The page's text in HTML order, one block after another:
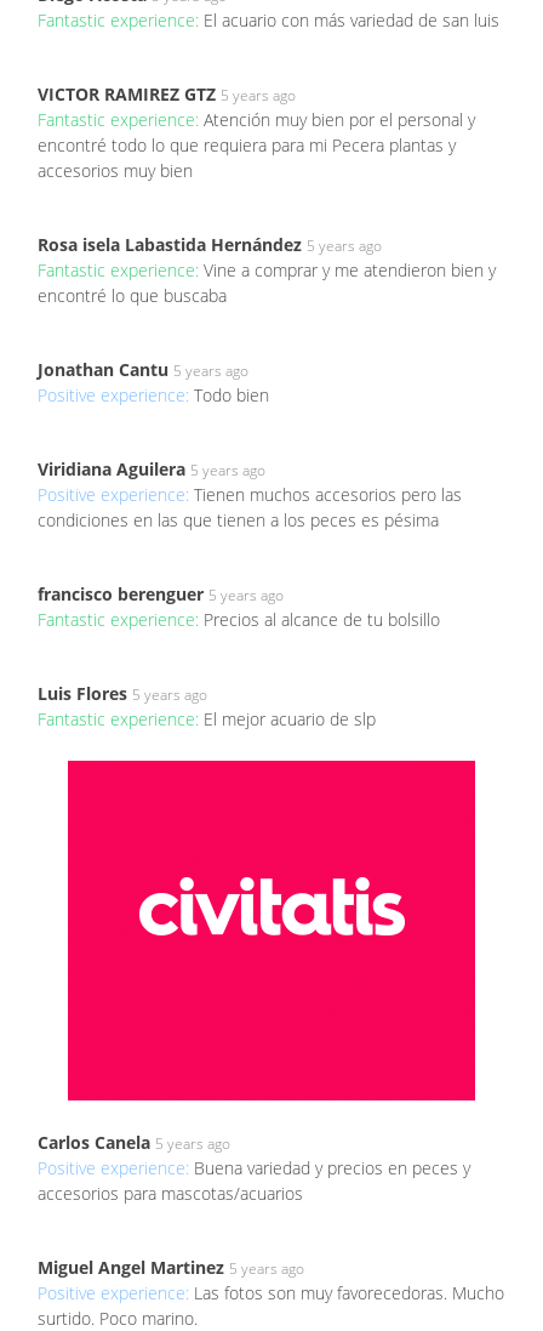
Fantastic experience: El acuario con más variedad de san luis
VICTOR RAMIREZ GTZ 5 years ago
Fantastic experience: Atención muy bien por el personal y
encontré todo lo que requiera para mi Pecera plantas y
accesorios muy bien
Rosa isela Labastida Hernández 5 years ago
Fantastic experience: Vine a comprar y me atendieron bien y
encontré lo que buscaba
Jonathan Cantu 5 years ago
Positive experience: Todo bien
Viridiana Aguilera 5 years ago
Positive experience: Tienen muchos accesorios pero las
condiciones en las que tienen a los peces es pésima
francisco berenguer 5 years ago
Fantastic experience: Precios al alcance de tu bolsillo
Luis Flores 5 years ago
Fantastic experience: El mejor acuario de slp
Carlos Canela 5 years ago
Positive experience: Buena variedad y precios en peces y
accesorios para mascotas/acuarios
Miguel Angel Martinez 5 years ago
Positive experience: Las fotos son muy favorecedoras. Mucho
surtido. Poco marino.